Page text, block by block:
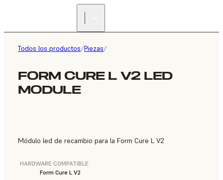
Todos los productos/Piezas/
FORM CURE L V2 LED
MODULE
Módulo led de recambio para la Form Cure L V2
HARDWARE COMPATIBLE
Form Cure L V2